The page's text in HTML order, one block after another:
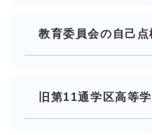
教育委員会の自己
旧第11通学区高等